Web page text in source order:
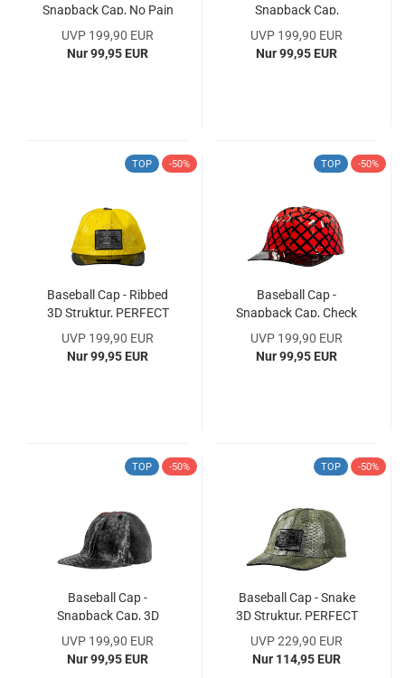
Snapback Cap, No Pain
No Gain All Over Laser
Design, PERFECT FIT,
Latex Handmade
UVP 199,90 EUR
Nur 99,95 EUR
Snapback Cap,
Abstract Lines 3D All
Over Laser Design,
PERFECT FIT, Latex
UVP 199,90 EUR
Nur 99,95 EUR
TOP -50%
Baseball Cap - Ribbed
3D Struktur, PERFECT
FIT, Latex Handmade
UVP 199,90 EUR
Nur 99,95 EUR
TOP -50%
Baseball Cap -
Snapback Cap, Check
3D black red, PERFECT
FIT, Latex Handmade
UVP 199,90 EUR
Nur 99,95 EUR
TOP -50%
Baseball Cap -
Snapback Cap, 3D
CUBE Laser Design,
PERFECT FIT, Latex
Handmade
UVP 199,90 EUR
Nur 99,95 EUR
TOP -50%
Baseball Cap - Snake
3D Struktur, PERFECT
FIT, Latex Handmade
UVP 229,90 EUR
Nur 114,95 EUR